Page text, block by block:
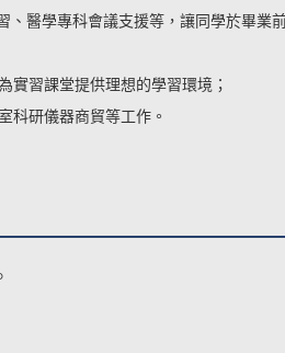
醫學專科會議支援等，讓同學於畢業
實習課堂提供理想的學習環境；
科研儀器商貿等工作。